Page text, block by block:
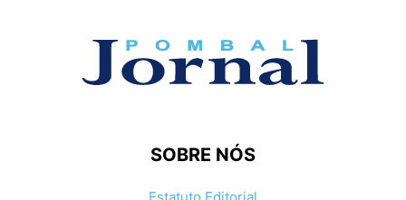
SOBRE NÓS